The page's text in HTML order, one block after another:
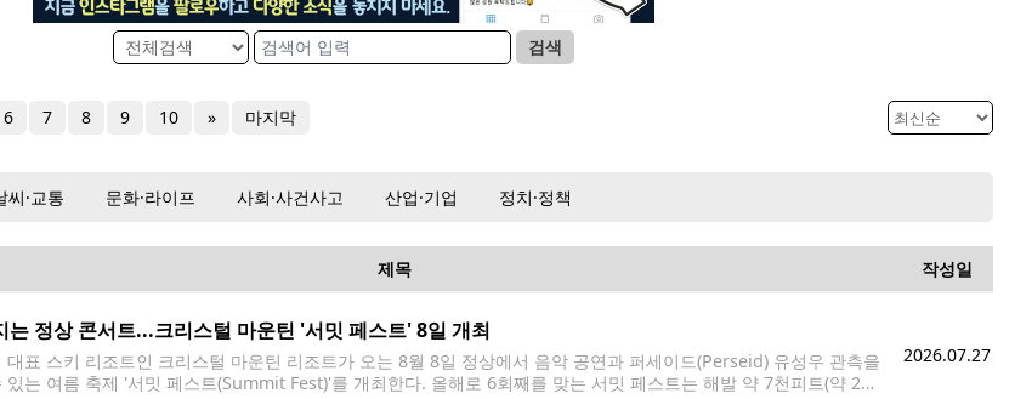
검색
6 7 8 9 10 » 마지막
씨·교통 문화·라이프 사회·사건사고 산업·기업 정치·정책
제목 작성일
는 정상 콘서트...크리스털 마운틴 '서밋 페스트' 8일 개최
대표 스키 리조트인 크리스털 마운틴 리조트가 오는 8월 8일 정상에서 음악 공연과 퍼세이드(Perseid) 유성우 관측을
있는 여름 축제 '서밋 페스트(Summit Fest)'를 개최한다. 올해로 6회째를 맞는 서밋 페스트는 해발 약 7천피트(약 2천
2026.07.27